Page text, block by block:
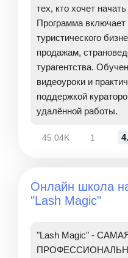
тех, кто хочет
Программа
туристического
продажам,
турагентства.
видеоуроки и
поддержкой
удалённой работы.
45.04K 1
Онлайн школа
"Lash Magic"
"Lash Magic" -